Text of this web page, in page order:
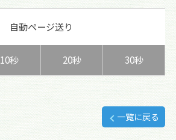
自動ページ送り
10秒 20秒 30秒
一覧に戻る